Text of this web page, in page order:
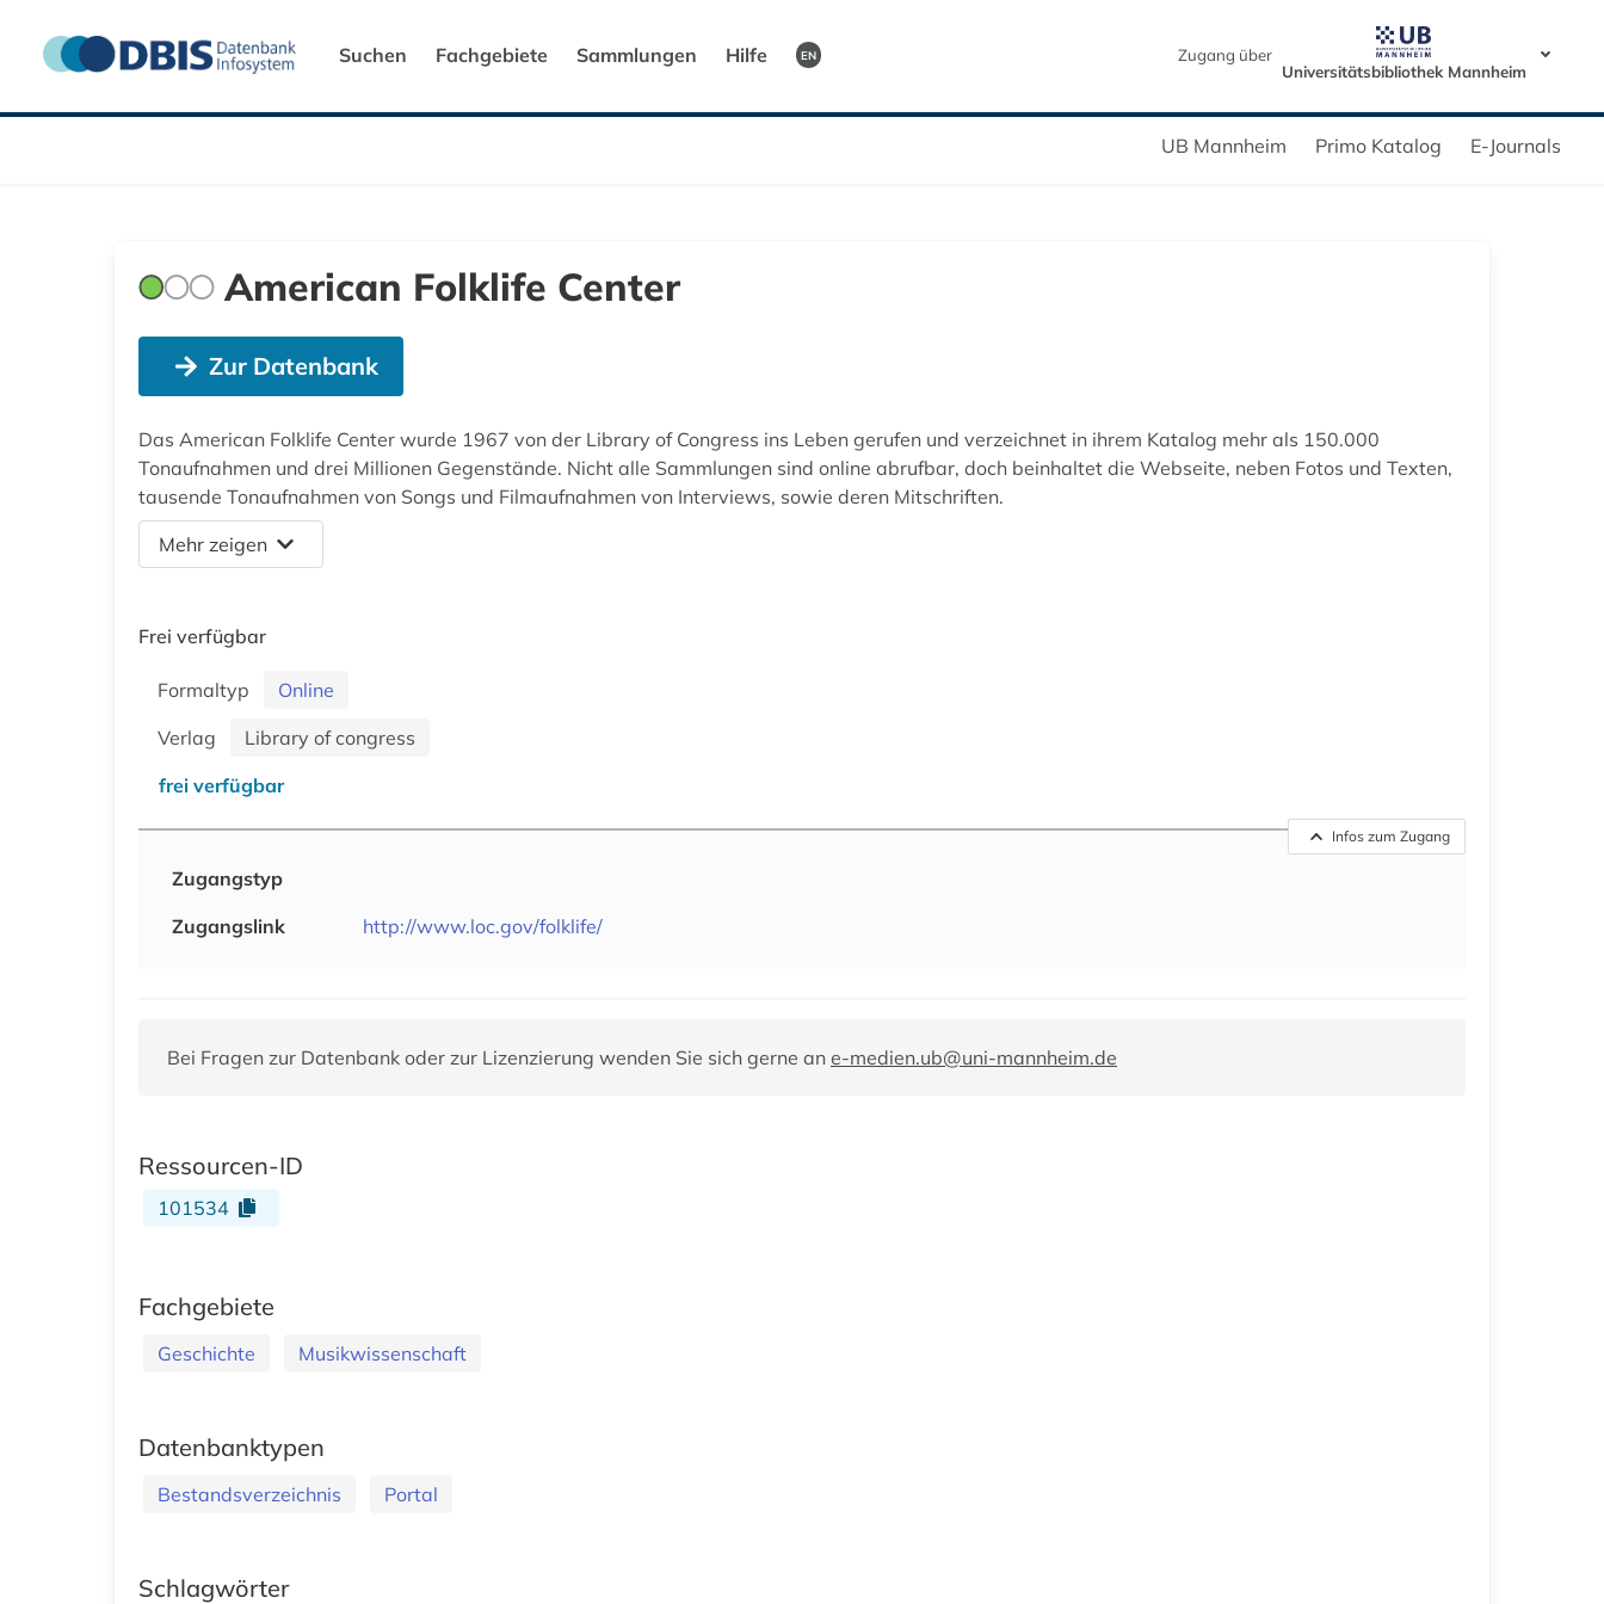
Suchen Fachgebiete Sammlungen Hilfe EN
Zugang über
Universitätsbibliothek Mannheim
UB Mannheim Primo Katalog E-Journals
American Folklife Center
Zur Datenbank
Das American Folklife Center wurde 1967 von der Library of Congress ins Leben gerufen und verzeichnet in ihrem Katalog mehr als 150.000
Tonaufnahmen und drei Millionen Gegenstände. Nicht alle Sammlungen sind online abrufbar, doch beinhaltet die Webseite, neben Fotos und Texten,
tausende Tonaufnahmen von Songs und Filmaufnahmen von Interviews, sowie deren Mitschriften.
Mehr zeigen
Frei verfügbar
Formaltyp
Online
Verlag
Library of congress
frei verfügbar
Infos zum Zugang
Zugangstyp
Zugangslink
http://www.loc.gov/folklife/
Bei Fragen zur Datenbank oder zur Lizenzierung wenden Sie sich gerne an e-medien.ub@uni-mannheim.de
Ressourcen-ID
101534
Fachgebiete
Geschichte Musikwissenschaft
Datenbanktypen
Bestandsverzeichnis Portal
Schlagwörter